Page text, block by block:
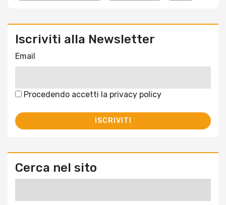
Iscriviti alla Newsletter
Email
Procedendo accetti la privacy policy
Cerca nel sito